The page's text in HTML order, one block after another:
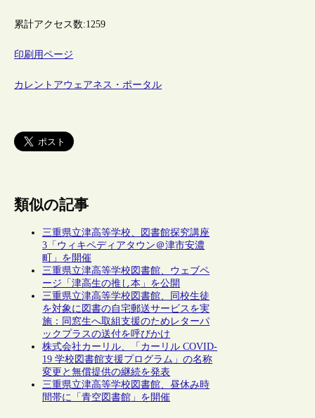
累計アクセス数:1259
印刷用ページ
カレントアウェアネス・ポータル
類似の記事
三重県立津高等学校、図書館探究講座
3「ウィキペディアタウン＠津市安濃
町」を開催
三重県立津高等学校図書館、ウェブペ
ージ「津高生の推し本」を公開
三重県立津高等学校図書館、同校生徒
を対象に図書の自宅郵送サービスを実
施：同窓生へ取組支援のためレターパ
ックプラスの送付を呼びかけ
株式会社カーリル、「カーリル COVID-
19 学校図書館支援プログラム」の名称
変更と無償提供の継続を発表
三重県立津高等学校図書館、昼休み時
間帯に「青空図書館」を開催